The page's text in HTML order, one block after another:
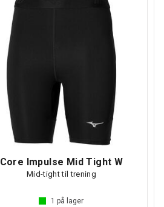
Core Impulse Mid Tight W
Mid-tight til trening
1 på lager